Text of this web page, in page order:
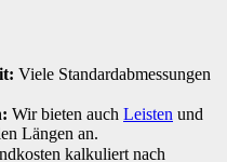
Viele Standardabmessungen
Wir bieten auch Leisten und
Längen an.
kalkuliert nach